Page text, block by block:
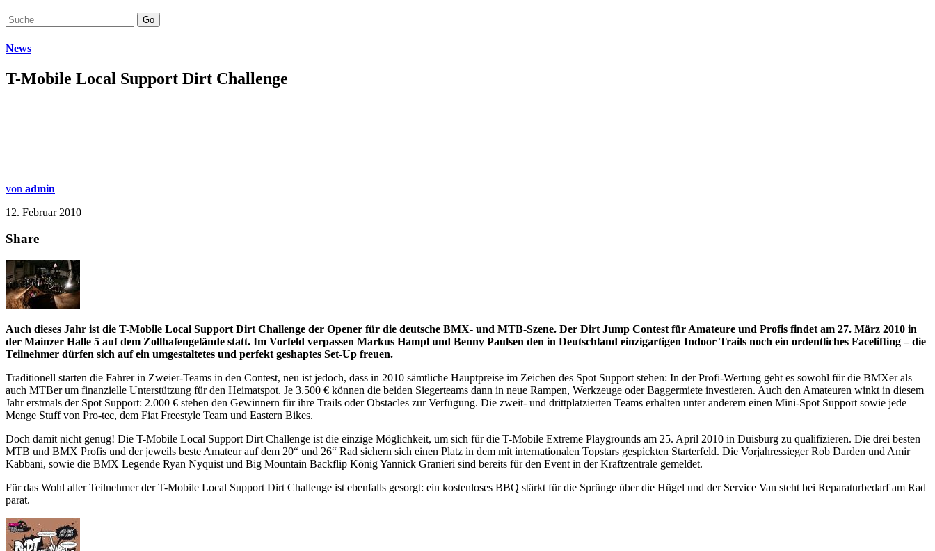
Go
News
T-Mobile Local Support Dirt Challenge
von admin
12. Februar 2010
Share
Auch dieses Jahr ist die T-Mobile Local Support Dirt Challenge der Opener für die deutsche BMX- und MTB-Szene. Der Dirt Jump Contest für Amateure und Profis findet am 27. März 2010 in
der Mainzer Halle 5 auf dem Zollhafengelände statt. Im Vorfeld verpassen Markus Hampl und Benny Paulsen den in Deutschland einzigartigen Indoor Trails noch ein ordentliches Facelifting – die
Teilnehmer dürfen sich auf ein umgestaltetes und perfekt geshaptes Set-Up freuen.
Traditionell starten die Fahrer in Zweier-Teams in den Contest, neu ist jedoch, dass in 2010 sämtliche Hauptpreise im Zeichen des Spot Support stehen: In der Profi-Wertung geht es sowohl für die BMXer als
auch MTBer um finanzielle Unterstützung für den Heimatspot. Je 3.500 € können die beiden Siegerteams dann in neue Rampen, Werkzeuge oder Baggermiete investieren. Auch den Amateuren winkt in diesem
Jahr erstmals der Spot Support: 2.000 € stehen den Gewinnern für ihre Trails oder Obstacles zur Verfügung. Die zweit- und drittplatzierten Teams erhalten unter anderem einen Mini-Spot Support sowie jede
Menge Stuff von Pro-tec, dem Fiat Freestyle Team und Eastern Bikes.
Doch damit nicht genug! Die T-Mobile Local Support Dirt Challenge ist die einzige Möglichkeit, um sich für die T-Mobile Extreme Playgrounds am 25. April 2010 in Duisburg zu qualifizieren. Die drei besten
MTB und BMX Profis und der jeweils beste Amateur auf dem 20“ und 26“ Rad sichern sich einen Platz in dem mit internationalen Topstars gespickten Starterfeld. Die Vorjahressieger Rob Darden und Amir
Kabbani, sowie die BMX Legende Ryan Nyquist und Big Mountain Backflip König Yannick Granieri sind bereits für den Event in der Kraftzentrale gemeldet.
Für das Wohl aller Teilnehmer der T-Mobile Local Support Dirt Challenge ist ebenfalls gesorgt: ein kostenloses BBQ stärkt für die Sprünge über die Hügel und der Service Van steht bei Reparaturbedarf am Rad
parat.